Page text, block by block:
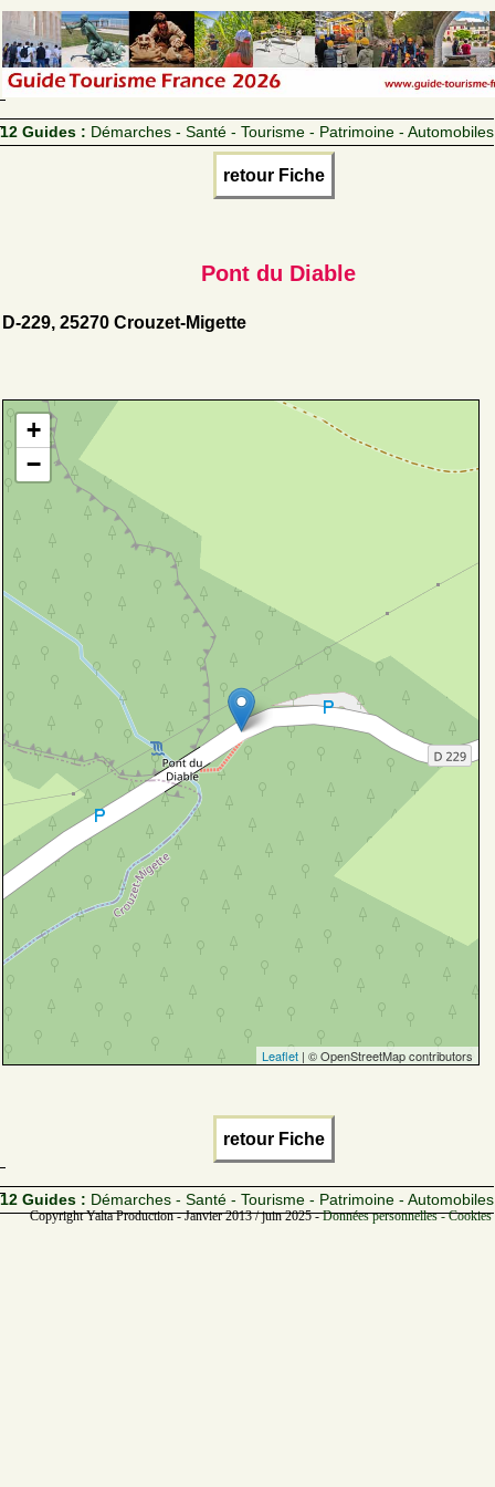
12 Guides : Démarches - Santé - Tourisme - Patrimoine - Automobiles
retour Fiche
Pont du Diable
D-229, 25270 Crouzet-Migette
+
−
Leaflet | © OpenStreetMap contributors
retour Fiche
12 Guides : Démarches - Santé - Tourisme - Patrimoine - Automobiles
Copyright Yalta Production - Janvier 2013 / juin 2025 -Données personnelles -